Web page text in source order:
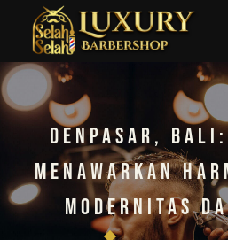
Denpasar,
Menawarkan
Modernitas